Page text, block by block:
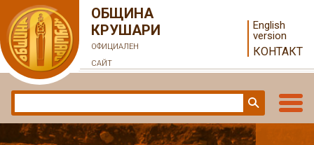
ОБЩИНА
КРУШАРИ
ОФИЦИАЛЕН
САЙТ
English
version
КОНТАКТ